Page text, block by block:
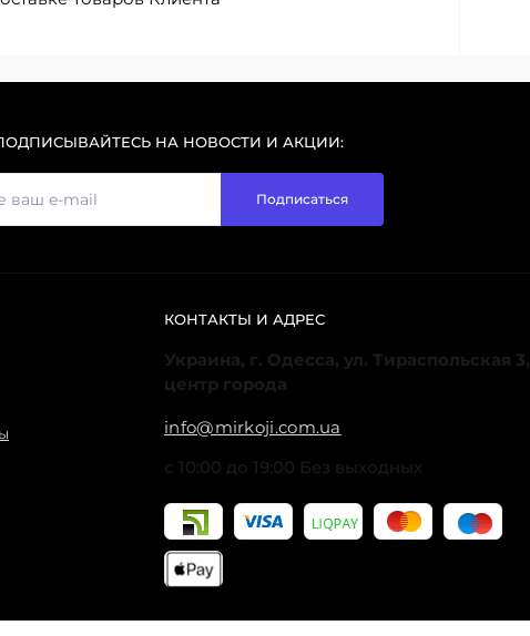
НА НОВОСТИ И АКЦИИ:
Подписаться
КОНТАКТЫ И АДРЕС
Украина, г. Одесса, ул. Тираспольская 3,
центр города
info@mirkoji.com.ua
с 10:00 до 19:00 Без выходных